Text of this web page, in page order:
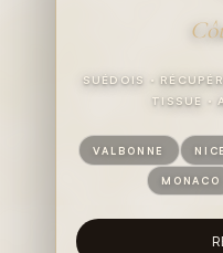
SUÉDOIS ·
TISSUE ·
VALBONNE NICE
MONACO